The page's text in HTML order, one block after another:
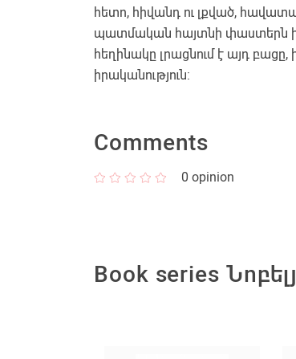
հետո, հիվանդ ու լքված,
պատմական հայտնի փաստերն իր
հեղինակը լրացնում է այդ
իրականություն:
Comments
0 opinion
Book series